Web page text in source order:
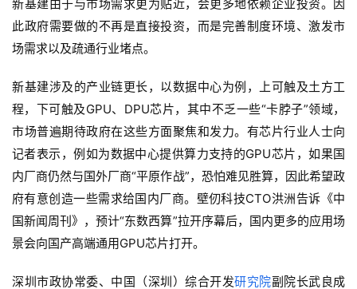
新基建由于与市场需求更为贴近，会更多地依赖企业投资。因
此政府需要做的不再是直接投资，而是完善制度环境、激发市
场需求以及疏通行业堵点。
新基建涉及的产业链更长，以数据中心为例，上可触及土方工
程，下可触及GPU、DPU芯片，其中不乏一些“卡脖子”领域，
市场普遍期待政府在这些方面聚焦和发力。有芯片行业人士向
记者表示，例如为数据中心提供算力支持的GPU芯片，如果国
内厂商仍然与国外厂商“平原作战”，恐怕难见胜算，因此希望政
府有意创造一些需求给国内厂商。壁仞科技CTO洪洲告诉《中
国新闻周刊》，预计“东数西算”拉开序幕后，国内更多的应用场
景会向国产高端通用GPU芯片打开。
深圳市政协常委、中国（深圳）综合开发研究院副院长武良成